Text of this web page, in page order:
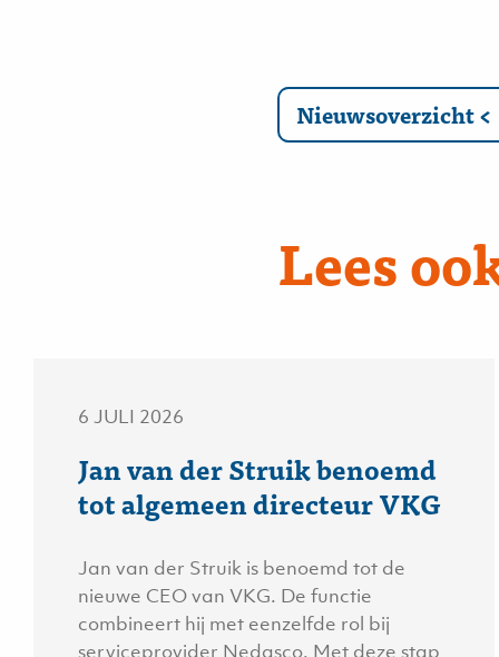
Nieuwsoverzicht
Lees
6 JULI 2026
Jan van der Struik benoemd
tot algemeen directeur VKG
Jan van der Struik is benoemd tot de
nieuwe CEO van VKG. De functie
combineert hij met eenzelfde rol bij
serviceprovider Nedasco. Met deze stap